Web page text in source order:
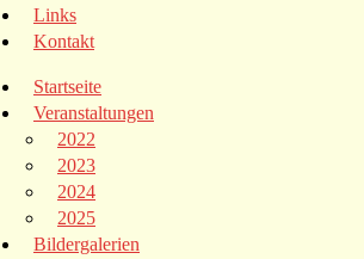
Links
Kontakt
Startseite
Veranstaltungen
2022
2023
2024
2025
Bildergalerien